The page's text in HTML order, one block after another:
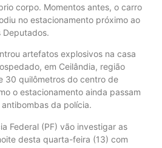
corpo. Momentos antes, o carro
no estacionamento próximo ao
Deputados.
artefatos explosivos na casa
em Ceilândia, região
30 quilômetros do centro de
o estacionamento ainda passam
da polícia.
Federal (PF) vão investigar as
desta quarta-feira (13) com